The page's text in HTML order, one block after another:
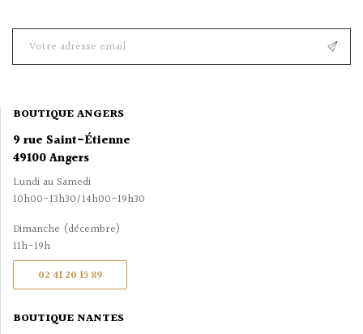
BOUTIQUE ANGERS
9 rue Saint-Étienne
49100 Angers
Lundi au Samedi
10h00-13h30/14h00-19h30
Dimanche (décembre)
11h-19h
02 41 20 15 89
BOUTIQUE NANTES